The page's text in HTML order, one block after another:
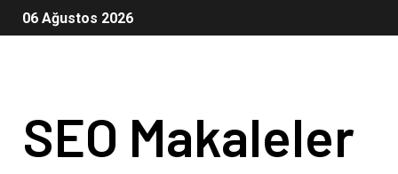
06 Ağustos 2026
SEO Makaleler